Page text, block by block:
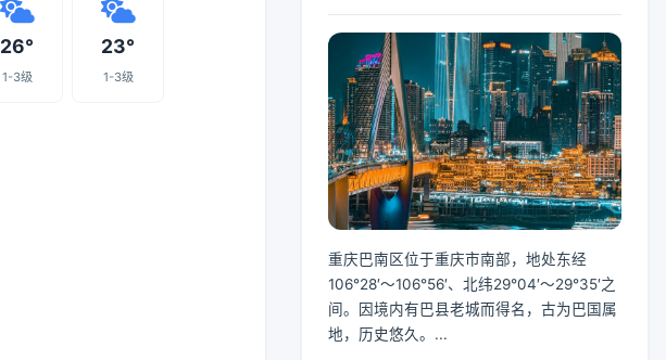
26°
1-3级
23°
1-3级
重庆巴南区位于重庆市南部，地处东经
106°28′～106°56′、北纬29°04′～29°35′之
间。因境内有巴县老城而得名，古为巴国属
地，历史悠久。...